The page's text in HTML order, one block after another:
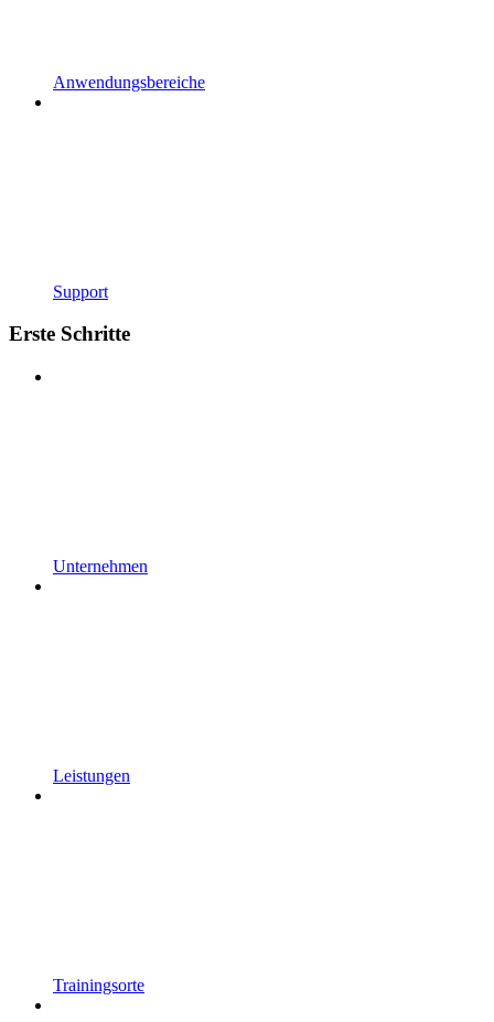
Anwendungsbereiche
Support
Erste Schritte
Unternehmen
Leistungen
Trainingsorte